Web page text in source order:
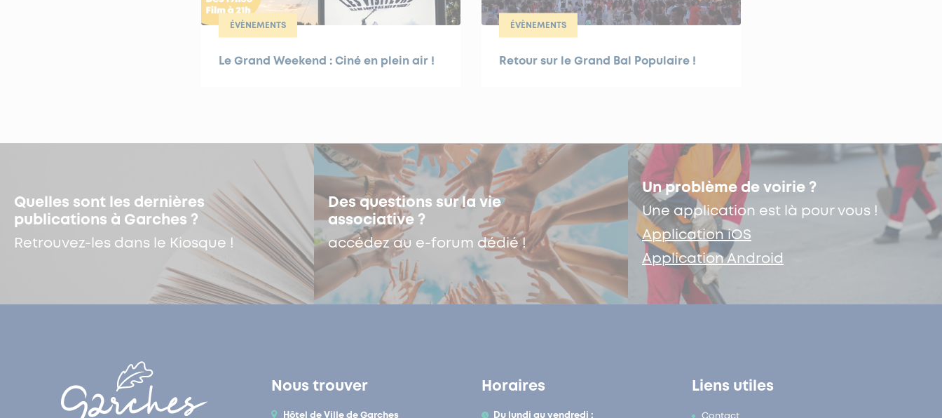
ÉVÈNEMENTS
Le Grand Weekend : Ciné en plein air !
ÉVÈNEMENTS
Retour sur le Grand Bal Populaire !
Quelles sont les dernières
publications à Garches ?
Retrouvez-les dans le Kiosque !
Des questions sur la vie
associative ?
accédez au e-forum dédié !
Un problème de voirie ?
Une application est là pour vous !
Application iOS
Application Android
Nous trouver
Hôtel de Ville de Garches
Horaires
Du lundi au vendredi :
Liens utiles